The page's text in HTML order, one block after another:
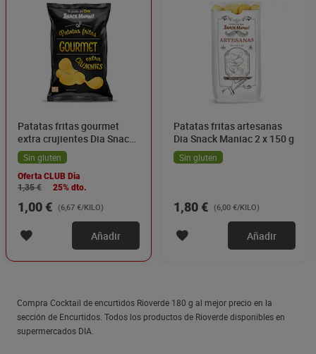
Patatas fritas gourmet
extra crujientes Dia Snack
Maniac 150 g
Sin gluten
Oferta CLUB Dia
1,35 €
25% dto.
1,00 € (6,67 €/KILO)
Añadir
Patatas fritas artesanas
Dia Snack Maniac 2 x 150 g
Sin gluten
1,80 € (6,00 €/KILO)
Añadir
Compra Cocktail de encurtidos Rioverde 180 g al mejor precio en la
sección de Encurtidos. Todos los productos de Rioverde disponibles en
supermercados DIA.